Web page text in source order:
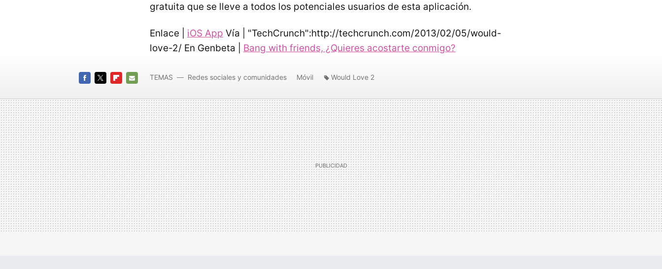
gratuita que se lleve a todos los potenciales usuarios de esta aplicación.
Enlace | iOS App Vía | "TechCrunch":http://techcrunch.com/2013/02/05/would-
love-2/ En Genbeta | Bang with friends, ¿Quieres acostarte conmigo?
MAIL
TEMAS Redes sociales y comunidades Móvil Would Love 2